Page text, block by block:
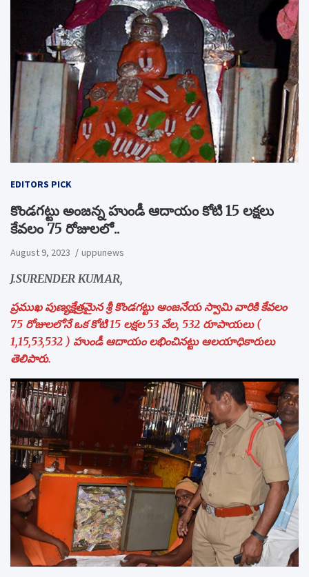
EDITORS PICK
కొండగట్టు అంజన్న హుండీ ఆదాయం కోటి 15 లక్షలు
కేవలం 75 రోజులలో..
August 9, 2023 uppunews
J.SURENDER KUMAR,
ప్రముఖ పుణ్యక్షేత్రమైన శ్రీ కొండగట్టు ఆంజనేయ స్వామి వారికి కేవలం
75 రోజులలోనే ఒక కోటి 15 లక్షల 53 వేల, 532 రూపాయలు (
1,15,53,532 ) హుండీ ఆదాయం లభించినట్టు ఆలయాధికారులు
తెలిపారు.